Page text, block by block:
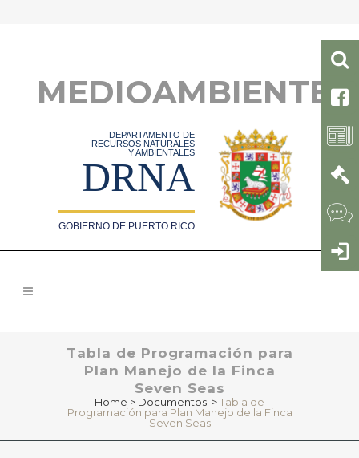
MEDIOAMBIENTE
DEPARTAMENTO DE
RECURSOS NATURALES
Y AMBIENTALES
DRNA
GOBIERNO DE PUERTO RICO
Tabla de Programación para
Plan Manejo de la Finca
Seven Seas
Home > Documentos >Tabla de
Programación para Plan Manejo de la Finca
Seven Seas